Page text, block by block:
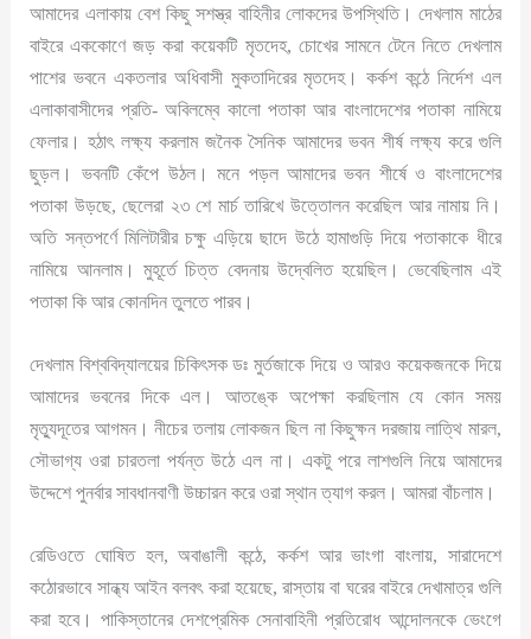
আমাদের এলাকায় বেশ কিছু সশস্ত্র বাহিনীর লোকদের উপস্থিতি। দেখলাম মাঠের
বাইরে এককোণে জড় করা কয়েকটি মৃতদেহ, চোখের সামনে টেনে নিতে দেখলাম
পাশের ভবনে একতলার অধিবাসী মুকতাদিরের মৃতদেহ। কর্কশ কন্ঠে নির্দেশ এল
এলাকাবাসীদের প্রতি- অবিলম্বে কালো পতাকা আর বাংলাদেশের পতাকা নামিয়ে
ফেলার। হঠাৎ লক্ষ্য করলাম জনৈক সৈনিক আমাদের ভবন শীর্ষ লক্ষ্য করে গুলি
ছুড়ল। ভবনটি কেঁপে উঠল। মনে পড়ল আমাদের ভবন শীর্ষে ও বাংলাদেশের
পতাকা উড়ছে, ছেলেরা ২৩ শে মার্চ তারিখে উত্তোলন করেছিল আর নামায় নি।
অতি সন্তপর্ণে মিলিটারীর চক্ষু এড়িয়ে ছাদে উঠে হামাগুড়ি দিয়ে পতাকাকে ধীরে
নামিয়ে আনলাম। মুহূর্তে চিত্ত বেদনায় উদ্বেলিত হয়েছিল। ভেবেছিলাম এই
পতাকা কি আর কোনদিন তুলতে পারব।
দেখলাম বিশ্ববিদ্যালয়ের চিকিৎসক ডঃ মুর্তজাকে দিয়ে ও আরও কয়েকজনকে দিয়ে
আমাদের ভবনের দিকে এল। আতঙ্কে অপেক্ষা করছিলাম যে কোন সময়
মৃত্যুদূতের আগমন। নীচের তলায় লোকজন ছিল না কিছুক্ষন দরজায় লাত্থি মারল,
সৌভাগ্য ওরা চারতলা পর্যন্ত উঠে এল না। একটু পরে লাশগুলি নিয়ে আমাদের
উদ্দেশে পুনর্বার সাবধানবাণী উচ্চারন করে ওরা স্থান ত্যাগ করল। আমরা বাঁচলাম।
রেডিওতে ঘোষিত হল, অবাঙালী কন্ঠে, কর্কশ আর ভাংগা বাংলায়, সারাদেশে
কঠোরভাবে সান্ধ্য আইন বলবৎ করা হয়েছে, রাস্তায় বা ঘরের বাইরে দেখামাত্র গুলি
করা হবে। পাকিস্তানের দেশপ্রেমিক সেনাবাহিনী প্রতিরোধ আন্দোলনকে ভেংগে